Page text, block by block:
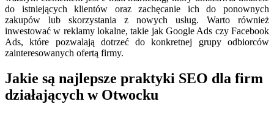
do istniejących klientów oraz zachęcanie ich do ponownych
zakupów lub skorzystania z nowych usług. Warto również
inwestować w reklamy lokalne, takie jak Google Ads czy Facebook
Ads, które pozwalają dotrzeć do konkretnej grupy odbiorców
zainteresowanych ofertą firmy.
Jakie są najlepsze praktyki SEO dla firm
działających w Otwocku